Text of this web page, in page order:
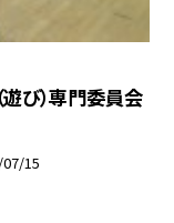
遊び）専門委員会
15